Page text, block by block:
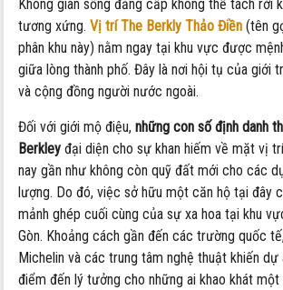
Không gian sống đẳng cấp không thể tách rời
tương xứng.Vị trí The Berkly Thảo Điền (tên
phân khu này) nằm ngay tại khu vực được
giữa lòng thành phố. Đây là nơi hội tụ của giới
và cộng đồng người nước ngoài.
Đối với giới mộ điệu,những con số định danh
Berkley đại diện cho sự khan hiếm về mặt vị
nay gần như không còn quỹ đất mới cho các
lượng. Do đó, việc sở hữu một căn hộ tại đây
mảnh ghép cuối cùng của sự xa hoa tại khu
Gòn. Khoảng cách gần đến các trường quốc
Michelin và các trung tâm nghệ thuật khiến dự
điểm đến lý tưởng cho những ai khao khát một